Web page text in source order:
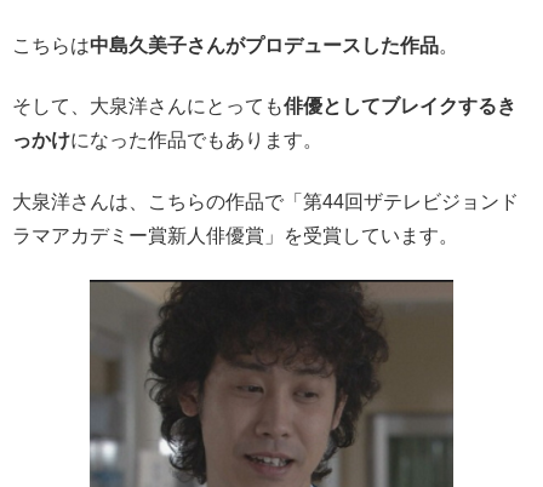
こちらは中島久美子さんがプロデュースした作品。
そして、大泉洋さんにとっても俳優としてブレイクするき
っかけになった作品でもあります。
大泉洋さんは、こちらの作品で「第44回ザテレビジョンド
ラマアカデミー賞新人俳優賞」を受賞しています。